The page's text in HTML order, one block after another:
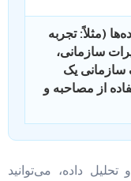
(مثلاً: تجربه
سازمانی،
یک
از مصاحبه و
داده، می‌توانید